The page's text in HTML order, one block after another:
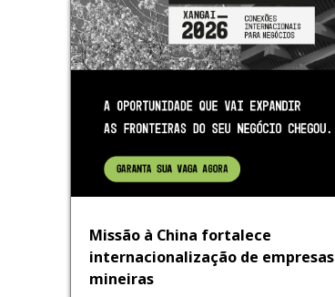
Missão à China fortalece
internacionalização de empresas
mineiras